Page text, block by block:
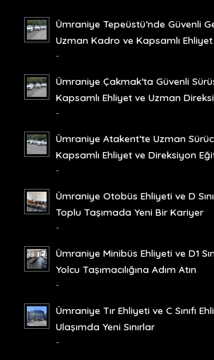
Ümraniye Tepeüstü’nde Güvenli
Uzman Kadro ve Kapsamlı
-
Ümraniye Çakmak’ta Güvenli
Kapsamlı Ehliyet ve Uzman
-
Ümraniye Atakent’te Uzman
Kapsamlı Ehliyet ve Direksiyon
-
Ümraniye Otobüs Ehliyeti ve D
Toplu Taşımada Yeni Bir Kariyer
-
Ümraniye Minibüs Ehliyeti ve D1
Yolcu Taşımacılığına Adım Atın
-
Ümraniye Tır Ehliyeti ve C Sınıfı
Ulaşımda Yeni Sınırlar
-